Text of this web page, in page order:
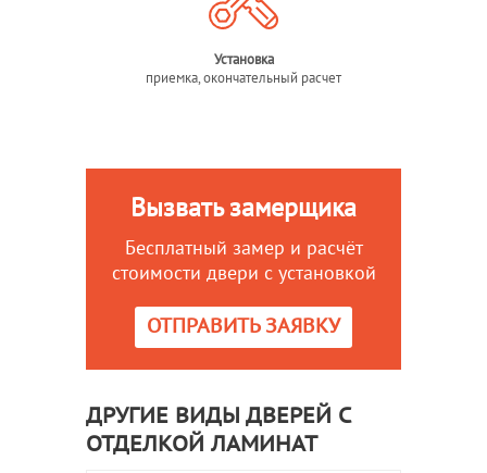
Установка
приемка, окончательный расчет
Вызвать замерщика
Бесплатный замер и расчёт
стоимости двери с установкой
ОТПРАВИТЬ ЗАЯВКУ
ДРУГИЕ ВИДЫ ДВЕРЕЙ С
ОТДЕЛКОЙ ЛАМИНАТ